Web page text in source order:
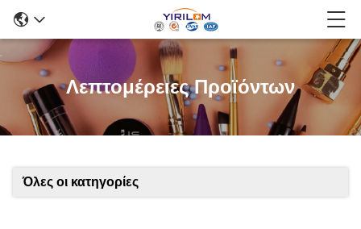
Λεπτομέρειες Προϊόντων
Όλες οι κατηγορίες